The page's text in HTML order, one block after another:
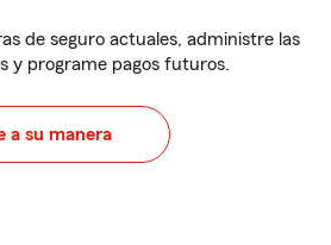
de seguro actuales, administre las
y programe pagos futuros.
a su manera